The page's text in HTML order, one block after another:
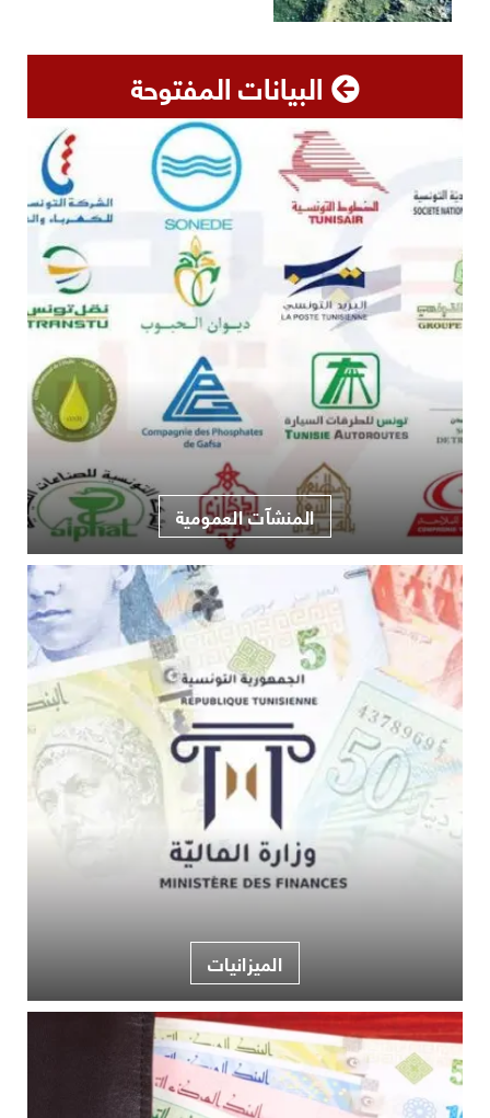
البيانات المفتوحة
المنشآت العمومية
الميزانيات